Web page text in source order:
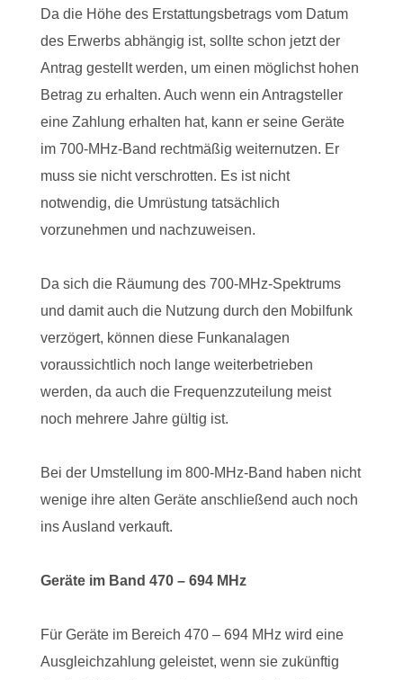
Da die Höhe des Erstattungsbetrags vom Datum
des Erwerbs abhängig ist, sollte schon jetzt der
Antrag gestellt werden, um einen möglichst hohen
Betrag zu erhalten. Auch wenn ein Antragsteller
eine Zahlung erhalten hat, kann er seine Geräte
im 700-MHz-Band rechtmäßig weiternutzen. Er
muss sie nicht verschrotten. Es ist nicht
notwendig, die Umrüstung tatsächlich
vorzunehmen und nachzuweisen.
Da sich die Räumung des 700-MHz-Spektrums
und damit auch die Nutzung durch den Mobilfunk
verzögert, können diese Funkanalagen
voraussichtlich noch lange weiterbetrieben
werden, da auch die Frequenzzuteilung meist
noch mehrere Jahre gültig ist.
Bei der Umstellung im 800-MHz-Band haben nicht
wenige ihre alten Geräte anschließend auch noch
ins Ausland verkauft.
Geräte im Band 470 – 694 MHz
Für Geräte im Bereich 470 – 694 MHz wird eine
Ausgleichzahlung geleistet, wenn sie zukünftig